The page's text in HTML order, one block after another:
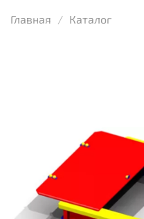
Главная Каталог